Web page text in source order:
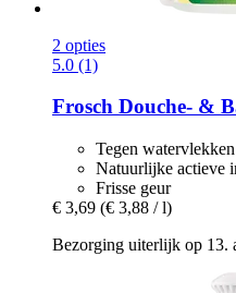
2 opties
5.0 (1)
Frosch Douche-​ &
Tegen
Natuurlijke actieve
Frisse geur
€ 3,69 (€ 3,88 / l)
Bezorging uiterlijk op 13.